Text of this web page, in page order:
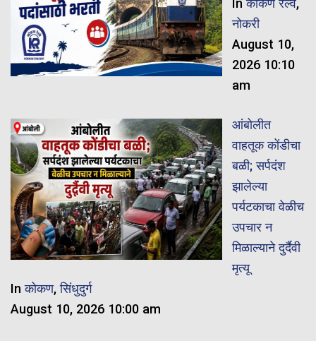
Inकोकण रेल्वे,
नोकरी
August 10,
2026 10:10
am
आंबोलीत
वाहतूक कोंडीचा
बळी; सर्पदंश
झालेल्या
पर्यटकाचा वेळीच
उपचार न
मिळाल्याने दुर्दैवी
मृत्यू
Inकोकण,सिंधुदुर्ग
August 10, 2026 10:00 am